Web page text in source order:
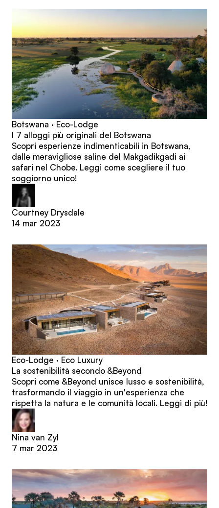
Botswana · Eco-Lodge
I 7 alloggi più originali del Botswana
Scopri esperienze indimenticabili in Botswana,
dalle meravigliose saline del Makgadikgadi ai
safari nel Chobe. Leggi come scegliere il tuo
soggiorno unico!
Courtney Drysdale
14 mar 2023
Eco-Lodge · Eco Luxury
La sostenibilità secondo &Beyond
Scopri come &Beyond unisce lusso e sostenibilità,
trasformando il viaggio in un'esperienza che
rispetta la natura e le comunità locali. Leggi di più!
Nina van Zyl
7 mar 2023